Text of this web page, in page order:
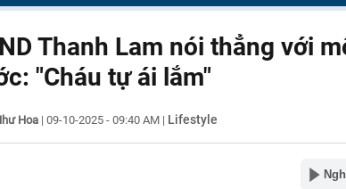
11:54
Cơ cấu lại vốn nhà nước tại doanh
Bão Dolphin quần thảo Nhật Bản
tê liệt
11:40
Nhà máy lọc dầu doanh thu hơn
xuất bán một loại nhiên liệu mới
Lợi nhuận “Vua sữa đậu nành” Việt
ty mẹ sắp chi gần 368 tỷ đồng trả cổ
10 mỹ nhân mặc sườn xám đẹp
bảng, hạng 1 đẹp hơn cả Lưu Diệc
Thanh Lam nói thẳng với
"Cháu tự ái lắm"
Hoa | 09-10-2025 - 09:40 AM | Lifestyle